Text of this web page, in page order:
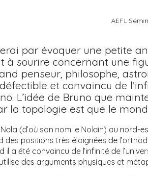
AEFL
par évoquer une petite
à sourire concernant une
penseur, philosophe,
et convaincu de
L’idée de Bruno que
la topologie est que le
(d’où son nom le Nolain) au nord-
des positions très éloignées de
a été convaincu de l’infinité de
des arguments physiques et